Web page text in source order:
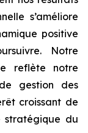
s’améliore
positive
Notre
reflète notre
gestion des
croissant de
stratégique du